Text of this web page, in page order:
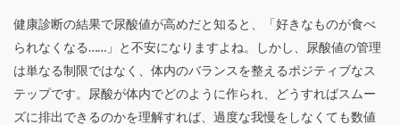
健康診断の結果で尿酸値が高めだと知ると、「好きなものが食べ
られなくなる……」と不安になりますよね。しかし、尿酸値の管理
は単なる制限ではなく、体内のバランスを整えるポジティブなス
テップです。尿酸が体内でどのように作られ、どうすればスムー
ズに排出できるのかを理解すれば、過度な我慢をしなくても数値